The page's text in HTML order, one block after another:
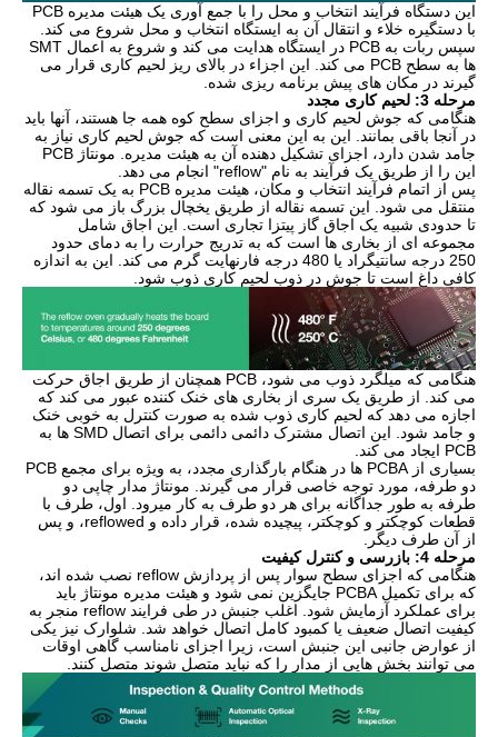
این دستگاه فرآیند انتخاب و محل را با جمع آوری یک هیئت مدیره PCB
با دستگیره خلاء و انتقال آن به ایستگاه انتخاب و محل شروع می کند.
سپس ربات به PCB در ایستگاه هدایت می کند و شروع به اعمال SMT
ها به سطح PCB می کند. این اجزاء در بالای ریز لحیم کاری قرار می
گیرند در مکان های پیش برنامه ریزی شده.
مرحله 3: لحیم کاری مجدد
هنگامی که جوش لحیم کاری و اجزای سطح کوه همه جا هستند، آنها باید
در آنجا باقی بمانند. این به این معنی است که جوش لحیم کاری نیاز به
جامد شدن دارد، اجزای تشکیل دهنده آن به هیئت مدیره. مونتاژ PCB
این را از طریق یک فرآیند به نام "reflow" انجام می دهد.
پس از اتمام فرآیند انتخاب و مکان، هیئت مدیره PCB به یک تسمه نقاله
منتقل می شود. این تسمه نقاله از طریق یخچال بزرگ باز می شود که
تا حدودی شبیه یک اجاق گاز پیتزا تجاری است. این اجاق شامل
مجموعه ای از بخاری ها است که به تدریج حرارت را به دمای حدود
250 درجه سانتیگراد یا 480 درجه فارنهایت گرم می کند. این به اندازه
کافی داغ است تا جوش در ذوب لحیم کاری ذوب شود.
هنگامی که میلگرد ذوب می شود، PCB همچنان از طریق اجاق حرکت
می کند. از طریق یک سری از بخاری های خنک کننده عبور می کند که
اجازه می دهد که لحیم کاری ذوب شده به صورت کنترل به خوبی خنک
و جامد شود. این اتصال مشترک دائمی دائمی برای اتصال SMD ها به
PCB ایجاد می کند.
بسیاری از PCBA ها در هنگام بارگذاری مجدد، به ویژه برای مجمع PCB
دو طرفه، مورد توجه خاصی قرار می گیرند. مونتاژ مدار چاپی دو
طرفه به طور جداگانه برای هر دو طرف به کار میرود. اول، طرف با
قطعات کوچکتر و کوچکتر، پیچیده شده، قرار داده و reflowed، و پس
از آن طرف دیگر.
مرحله 4: بازرسی و کنترل کیفیت
هنگامی که اجزای سطح سوار پس از پردازش reflow نصب شده اند،
که برای تکمیل PCBA جایگزین نمی شود و هیئت مدیره مونتاژ باید
برای عملکرد آزمایش شود. اغلب جنبش در طی فرایند reflow منجر به
کیفیت اتصال ضعیف یا کمبود کامل اتصال خواهد شد. شلوارک نیز یکی
از عوارض جانبی این جنبش است، زیرا اجزای نامناسب گاهی اوقات
می توانند بخش هایی از مدار را که نباید متصل شوند متصل کنند.